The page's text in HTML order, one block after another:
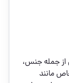
از جمله جنس،
مانند